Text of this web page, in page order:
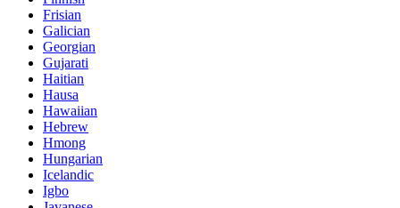
Frisian
Galician
Georgian
Gujarati
Haitian
Hausa
Hawaiian
Hebrew
Hmong
Hungarian
Icelandic
Igbo